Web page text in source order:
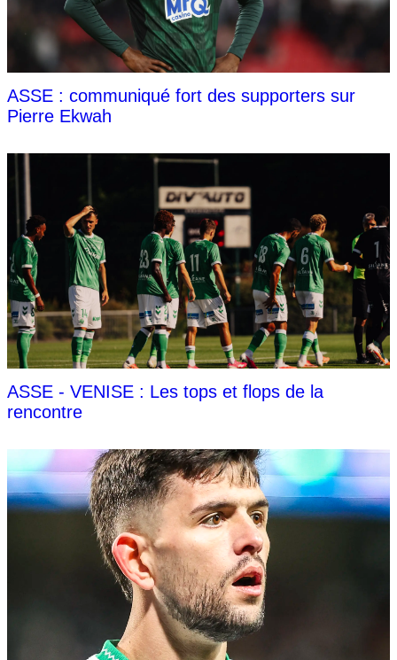
ASSE : communiqué fort des supporters sur
Pierre Ekwah
ASSE - VENISE : Les tops et flops de la
rencontre